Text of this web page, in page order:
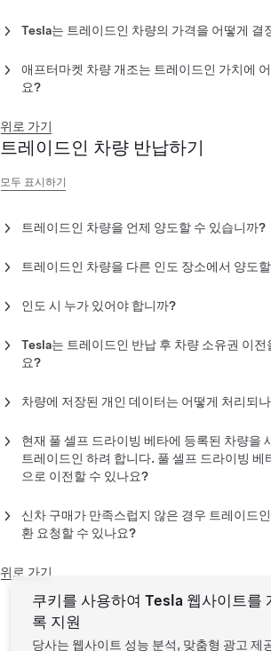
최종 견적은 차량 점검 후 확정되며, 최종 견적
저 도래하는 기간 동안 유효합니다. 최종 가격
서에 명시된 것과 동일한 상태인 경우에만 유
Tesla는 트레이드인 차량의 가격을 어떻게 결
스(차량 이력 확인 포함)를 활용하는 시장 데이
됩니다.
식에 따라 결정됩니다. 결과적으로 차량에 대
데이터 및 Tesla 내부 제품 지식을 바탕으로 가
애프터마켓 차량 개조는 트레이드인 가치에
요?
영향을 미칩니다. 트레이드인 차량은 '신차' 상
인 것이 가장 좋으며, 오토 프렁크, 보조석 시트
배터리 등과 같은 애프터마켓 개조 부품이 장
드인이 거부될 수 있습니다(복원할 수 없는 흔
위로 가기
트레이드인 차량 반납하기
모두 표시하기
트레이드인 차량을 언제 양도할 수 있습니까?
납해야 합니다. 트레이드인 어드바이저에게
진행할 수 없습니다.
가 트레이드인 차량을 픽업합니다. 운송업체
황에 따라 변경될 수 있으므로 신차를 인도하
Tesla 이외 차량을 트레이드인 하는 경우에는
트레이드인 차량을 다른 인도 장소에서 양도
합니다. 트레이드인 어드바이저에게 조기 반납
인도 시 누가 있어야 합니까?
레이드인 차량 반납 시 소유권 이전을 완료하
를 준비해야 합니다. 해당 서류가 없으면 인도
트레이드인 차량이 다른 사람 명의로 되어 있
과의 관계를 증명하는 문서를 제공해야 할 수
Tesla는 트레이드인 반납 후 차량 소유권 이
요?
Korea의 명의로 등록 및 이전합니다. 이전 절
Tesla 이외 차량의 경우 공인 파트너가 귀하와
약을 체결합니다. 이전 절차가 완료되면 차량
수 있는 새 차량 등록증을 보내드립니다.
차량에 저장된 개인 데이터는 어떻게 처리되
공장 출고 설정으로 복원해야 합니다. 이렇게
드인하기 전에 모든 개인 정보가 삭제됩니다.
의 데이터 삭제 여부를 확인하지 않으며 차량
다.
비 Tesla 차량을 트레이드인하는 경우 데이터
터치 스크린에서 '컨트롤' > '정비'> '공장 출고
데이터를 지우고 공장 출고 설정으로 복원하세
또한 차량을 반납하기 전에 소지품을 모두 수
인하세요. Tesla는 인도가 완료된 후 차량에 남
현재 풀 셀프 드라이빙 베타에 등록된 차량을
트레이드인 하려 합니다. 풀 셀프 드라이빙 베
으로 이전할 수 있나요?
매하는 경우, 해당 사항은 새 Tesla 차량으로
새 차량의 터치스크린에서 '컨트롤' > '어시스
드라이빙 베타를 요청할 수 있습니다.
신차 구매가 만족스럽지 않은 경우 트레이드
환 요청할 수 있나요?
가 완료되면, 트레이드인 차량은 반환되지 않
위로 가기
쿠키를 사용하여 Tesla 웹사이트를
록 지원
당사는 웹사이트 성능 분석, 맞춤형 광고 제